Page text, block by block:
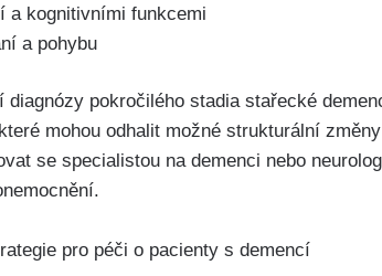
a kognitivními funkcemi
a pohybu
diagnózy pokročilého stadia stařecké
mohou odhalit možné strukturální
se specialistou na demenci nebo